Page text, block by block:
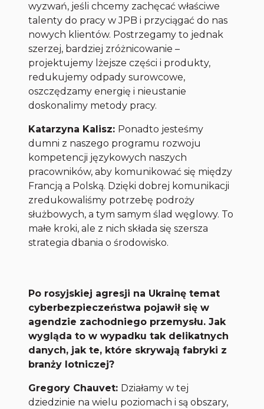
wyzwań, jeśli chcemy zachęcać właściwe
talenty do pracy w JPB i przyciągać do nas
nowych klientów. Postrzegamy to jednak
szerzej, bardziej zróżnicowanie –
projektujemy lżejsze części i produkty,
redukujemy odpady surowcowe,
oszczędzamy energię i nieustanie
doskonalimy metody pracy.
Katarzyna Kalisz: Ponadto jesteśmy
dumni z naszego programu rozwoju
kompetencji językowych naszych
pracowników, aby komunikować się między
Francją a Polską. Dzięki dobrej komunikacji
zredukowaliśmy potrzebę podroży
służbowych, a tym samym ślad węglowy. To
małe kroki, ale z nich składa się szersza
strategia dbania o środowisko.
Po rosyjskiej agresji na Ukrainę temat
cyberbezpieczeństwa pojawił się w
agendzie zachodniego przemysłu. Jak
wygląda to w wypadku tak delikatnych
danych, jak te, które skrywają fabryki z
branży lotniczej?
Gregory Chauvet: Działamy w tej
dziedzinie na wielu poziomach i są obszary,